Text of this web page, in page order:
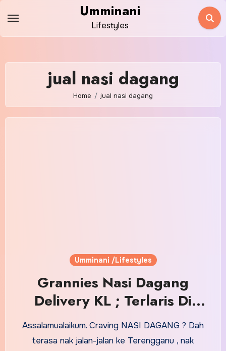
content
Umminani
Lifestyles
jual nasi dagang
Home jual nasi dagang
Umminani /Lifestyles
Grannies Nasi Dagang
Delivery KL ; Terlaris Di
KLCC
Assalamualaikum. Craving NASI DAGANG ? Dah
terasa nak jalan-jalan ke Terengganu , nak